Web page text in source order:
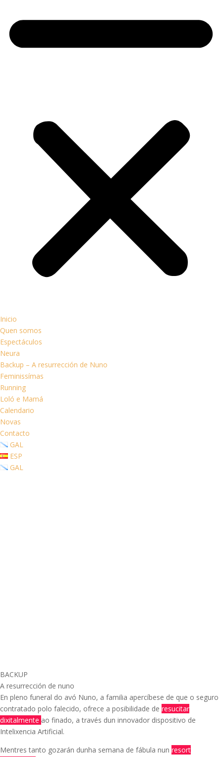
Inicio
Quen somos
Espectáculos
Neura
Backup – A resurrección de Nuno
Feminissímas
Running
Loló e Mamá
Calendario
Novas
Contacto
GAL
ESP
GAL
BACKUP
A resurrección de nuno
En pleno funeral do avó Nuno, a familia apercíbese de que o seguro
contratado polo falecido, ofrece a posibilidade de resucitar
dixitalmente ao finado, a través dun innovador dispositivo de
Intelixencia Artificial.
Mentres tanto gozarán dunha semana de fábula nun resort